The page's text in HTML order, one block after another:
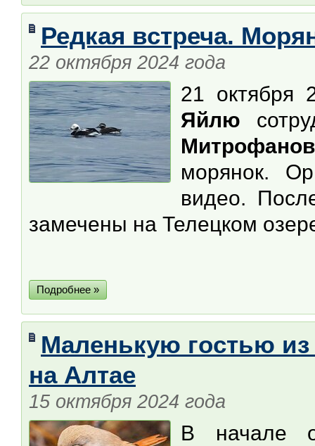
Редкая встреча.
22 октября 2024 года
21 октября
Яйлю
Митрофанов
морянок.
видео.
замечены на Телецком
Подробнее »
Маленькую гостью
на Алтае
15 октября 2024 года
В начале